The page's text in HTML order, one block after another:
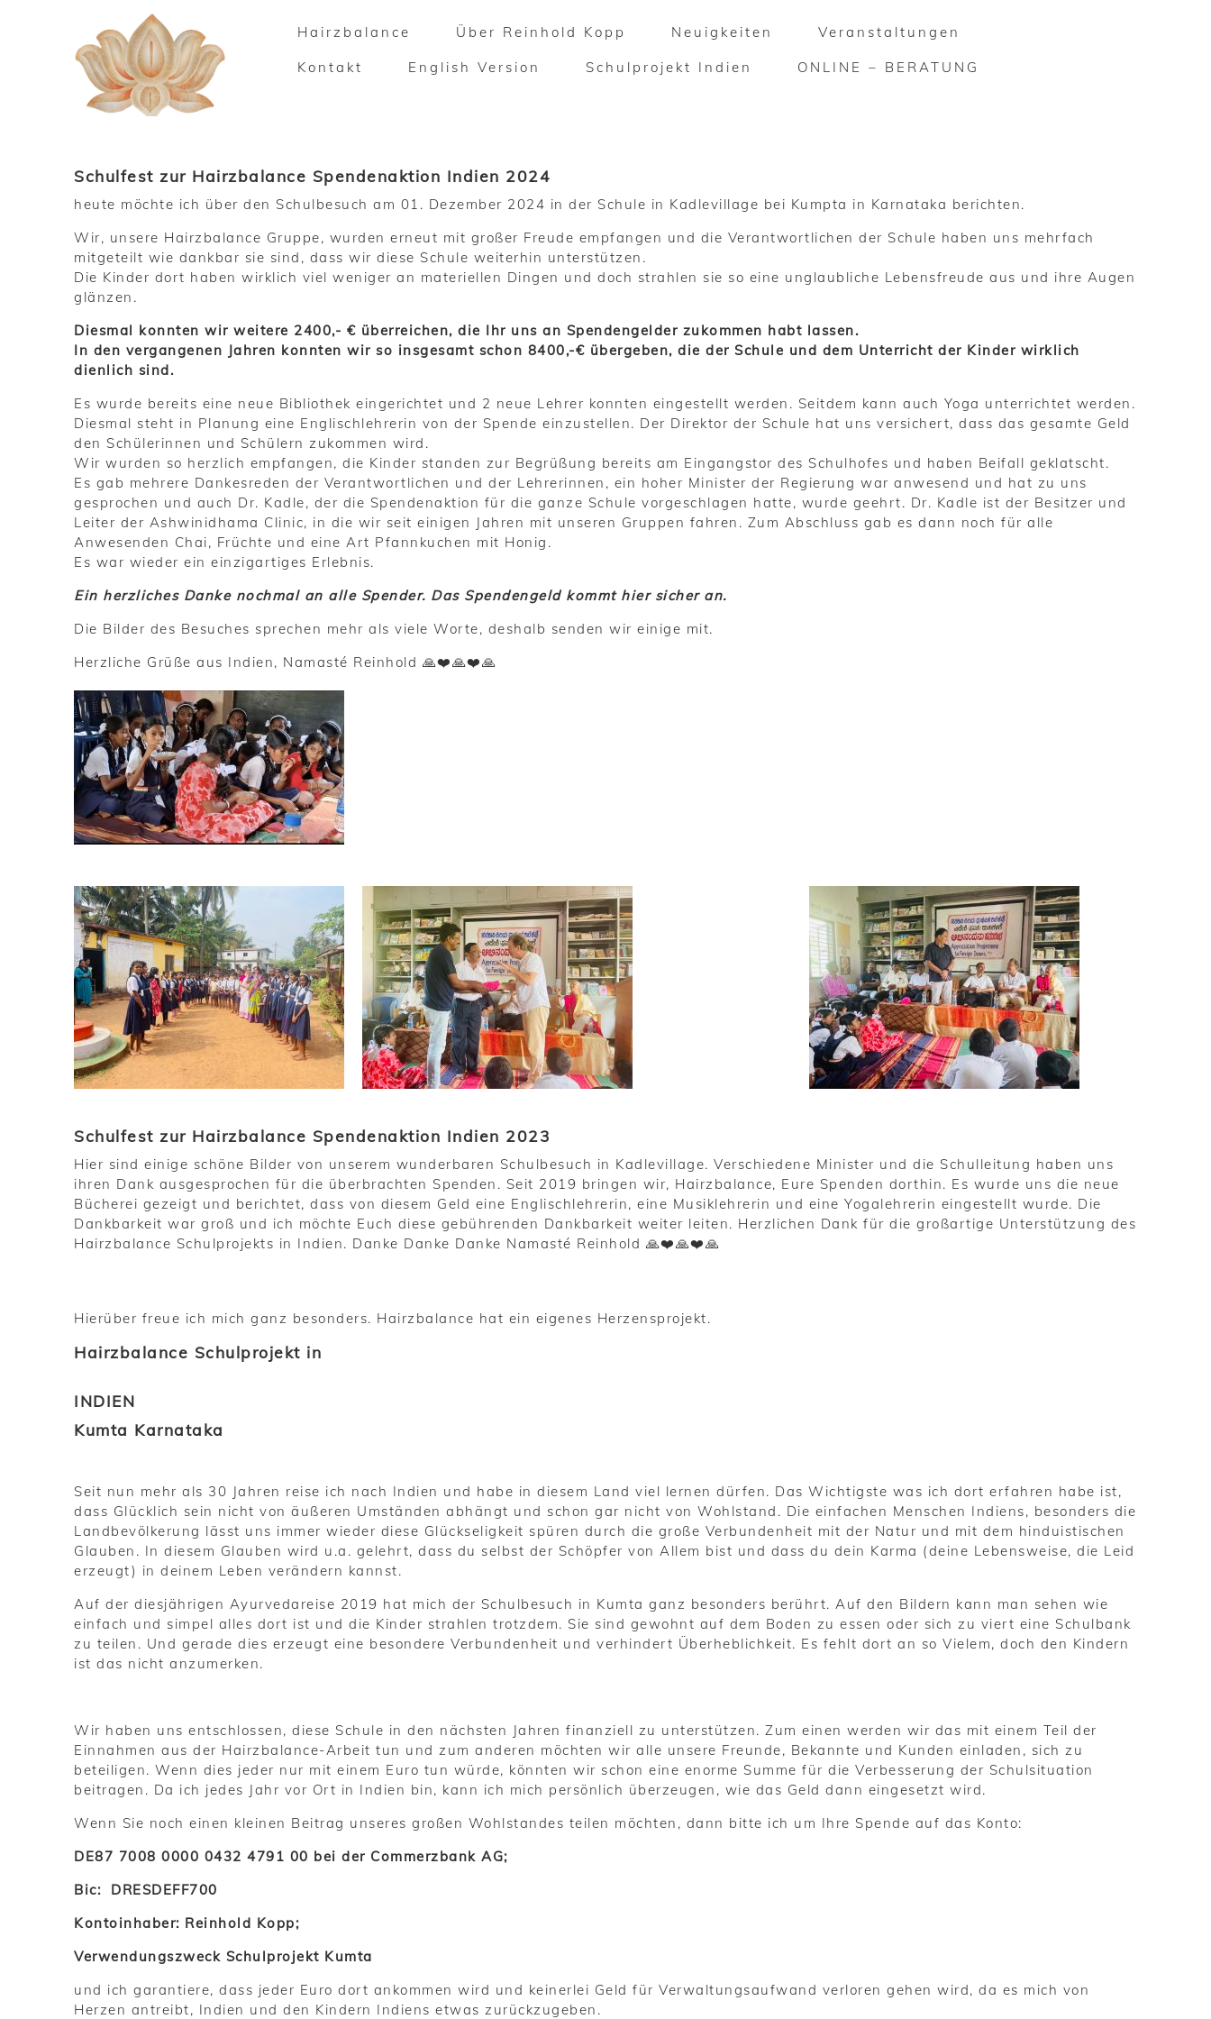
Hairzbalance Über Reinhold Kopp Neuigkeiten Veranstaltungen
Kontakt English Version Schulprojekt Indien ONLINE – BERATUNG
Schulfest zur Hairzbalance Spendenaktion Indien 2024
heute möchte ich über den Schulbesuch am 01. Dezember 2024 in der Schule in Kadlevillage bei Kumpta in Karnataka berichten.
Wir, unsere Hairzbalance Gruppe, wurden erneut mit großer Freude empfangen und die Verantwortlichen der Schule haben uns mehrfach
mitgeteilt wie dankbar sie sind, dass wir diese Schule weiterhin unterstützen.
Die Kinder dort haben wirklich viel weniger an materiellen Dingen und doch strahlen sie so eine unglaubliche Lebensfreude aus und ihre Augen
glänzen.
Diesmal konnten wir weitere 2400,- € überreichen, die Ihr uns an Spendengelder zukommen habt lassen.
In den vergangenen Jahren konnten wir so insgesamt schon 8400,-€ übergeben, die der Schule und dem Unterricht der Kinder wirklich
dienlich sind.
Es wurde bereits eine neue Bibliothek eingerichtet und 2 neue Lehrer konnten eingestellt werden. Seitdem kann auch Yoga unterrichtet werden.
Diesmal steht in Planung eine Englischlehrerin von der Spende einzustellen. Der Direktor der Schule hat uns versichert, dass das gesamte Geld
den Schülerinnen und Schülern zukommen wird.
Wir wurden so herzlich empfangen, die Kinder standen zur Begrüßung bereits am Eingangstor des Schulhofes und haben Beifall geklatscht.
Es gab mehrere Dankesreden der Verantwortlichen und der Lehrerinnen, ein hoher Minister der Regierung war anwesend und hat zu uns
gesprochen und auch Dr. Kadle, der die Spendenaktion für die ganze Schule vorgeschlagen hatte, wurde geehrt. Dr. Kadle ist der Besitzer und
Leiter der Ashwinidhama Clinic, in die wir seit einigen Jahren mit unseren Gruppen fahren. Zum Abschluss gab es dann noch für alle
Anwesenden Chai, Früchte und eine Art Pfannkuchen mit Honig.
Es war wieder ein einzigartiges Erlebnis.
Ein herzliches Danke nochmal an alle Spender. Das Spendengeld kommt hier sicher an.
Die Bilder des Besuches sprechen mehr als viele Worte, deshalb senden wir einige mit.
Herzliche Grüße aus Indien, Namasté Reinhold 🙏❤️🙏❤️🙏
Schulfest zur Hairzbalance Spendenaktion Indien 2023
Hier sind einige schöne Bilder von unserem wunderbaren Schulbesuch in Kadlevillage. Verschiedene Minister und die Schulleitung haben uns
ihren Dank ausgesprochen für die überbrachten Spenden. Seit 2019 bringen wir, Hairzbalance, Eure Spenden dorthin. Es wurde uns die neue
Bücherei gezeigt und berichtet, dass von diesem Geld eine Englischlehrerin, eine Musiklehrerin und eine Yogalehrerin eingestellt wurde. Die
Dankbarkeit war groß und ich möchte Euch diese gebührenden Dankbarkeit weiter leiten. Herzlichen Dank für die großartige Unterstützung des
Hairzbalance Schulprojekts in Indien. Danke Danke Danke Namasté Reinhold 🙏❤️🙏❤️🙏
Hierüber freue ich mich ganz besonders. Hairzbalance hat ein eigenes Herzensprojekt.
Hairzbalance Schulprojekt in
INDIEN
Kumta Karnataka
Seit nun mehr als 30 Jahren reise ich nach Indien und habe in diesem Land viel lernen dürfen. Das Wichtigste was ich dort erfahren habe ist,
dass Glücklich sein nicht von äußeren Umständen abhängt und schon gar nicht von Wohlstand. Die einfachen Menschen Indiens, besonders die
Landbevölkerung lässt uns immer wieder diese Glückseligkeit spüren durch die große Verbundenheit mit der Natur und mit dem hinduistischen
Glauben. In diesem Glauben wird u.a. gelehrt, dass du selbst der Schöpfer von Allem bist und dass du dein Karma (deine Lebensweise, die Leid
erzeugt) in deinem Leben verändern kannst.
Auf der diesjährigen Ayurvedareise 2019 hat mich der Schulbesuch in Kumta ganz besonders berührt. Auf den Bildern kann man sehen wie
einfach und simpel alles dort ist und die Kinder strahlen trotzdem. Sie sind gewohnt auf dem Boden zu essen oder sich zu viert eine Schulbank
zu teilen. Und gerade dies erzeugt eine besondere Verbundenheit und verhindert Überheblichkeit. Es fehlt dort an so Vielem, doch den Kindern
ist das nicht anzumerken.
Wir haben uns entschlossen, diese Schule in den nächsten Jahren finanziell zu unterstützen. Zum einen werden wir das mit einem Teil der
Einnahmen aus der Hairzbalance-Arbeit tun und zum anderen möchten wir alle unsere Freunde, Bekannte und Kunden einladen, sich zu
beteiligen. Wenn dies jeder nur mit einem Euro tun würde, könnten wir schon eine enorme Summe für die Verbesserung der Schulsituation
beitragen. Da ich jedes Jahr vor Ort in Indien bin, kann ich mich persönlich überzeugen, wie das Geld dann eingesetzt wird.
Wenn Sie noch einen kleinen Beitrag unseres großen Wohlstandes teilen möchten, dann bitte ich um Ihre Spende auf das Konto:
DE87 7008 0000 0432 4791 00 bei der Commerzbank AG;
Bic: DRESDEFF700
Kontoinhaber: Reinhold Kopp;
Verwendungszweck Schulprojekt Kumta
und ich garantiere, dass jeder Euro dort ankommen wird und keinerlei Geld für Verwaltungsaufwand verloren gehen wird, da es mich von
Herzen antreibt, Indien und den Kindern Indiens etwas zurückzugeben.